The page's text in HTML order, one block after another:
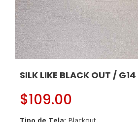
SILK LIKE BLACK OUT / G14
$109.00